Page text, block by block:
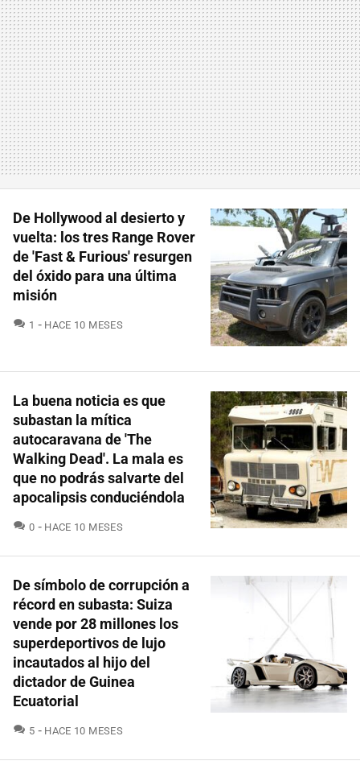
De Hollywood al desierto y
vuelta: los tres Range Rover
de 'Fast & Furious' resurgen
del óxido para una última
misión
1 COMENTARIOS
HACE 10 MESES
La buena noticia es que
subastan la mítica
autocaravana de 'The
Walking Dead'. La mala es
que no podrás salvarte del
apocalipsis conduciéndola
0 COMENTARIOS
HACE 10 MESES
De símbolo de corrupción a
récord en subasta: Suiza
vende por 28 millones los
superdeportivos de lujo
incautados al hijo del
dictador de Guinea
Ecuatorial
5 COMENTARIOS
HACE 10 MESES